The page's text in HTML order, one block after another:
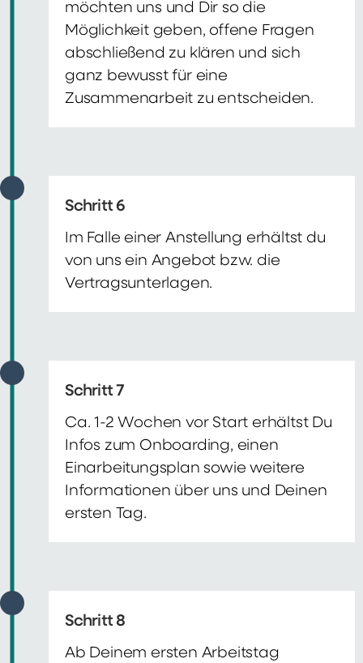
möchten uns und Dir so die
Möglichkeit geben, offene Fragen
abschließend zu klären und sich
ganz bewusst für eine
Zusammenarbeit zu entscheiden.
Schritt 6
Im Falle einer Anstellung erhältst du
von uns ein Angebot bzw. die
Vertragsunterlagen.
Schritt 7
Ca. 1-2 Wochen vor Start erhältst Du
Infos zum Onboarding, einen
Einarbeitungsplan sowie weitere
Informationen über uns und Deinen
ersten Tag.
Schritt 8
Ab Deinem ersten Arbeitstag